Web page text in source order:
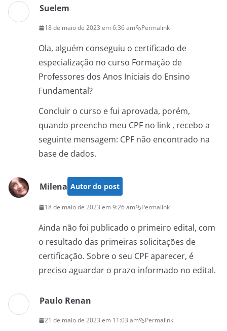
Suelem
18 de maio de 2023 em 6:36 am Permalink
Ola, alguém conseguiu o certificado de
especialização no curso Formação de
Professores dos Anos Iniciais do Ensino
Fundamental?
Concluir o curso e fui aprovada, porém,
quando preencho meu CPF no link , recebo a
seguinte mensagem: CPF não encontrado na
base de dados.
Milena Autor do post
18 de maio de 2023 em 9:26 am Permalink
Ainda não foi publicado o primeiro edital, com
o resultado das primeiras solicitações de
certificação. Sobre o seu CPF aparecer, é
preciso aguardar o prazo informado no edital.
Paulo Renan
21 de maio de 2023 em 11:03 am Permalink